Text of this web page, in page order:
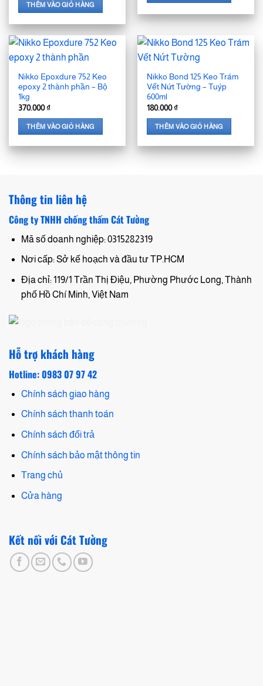
THÊM VÀO GIỎ HÀNG
Nikko Epoxdure 752 Keo
epoxy 2 thành phần – Bộ
1kg
370.000₫
THÊM VÀO GIỎ HÀNG
Nikko Bond 125 Keo Trám
Vết Nứt Tường – Tuýp
600ml
180.000₫
THÊM VÀO GIỎ HÀNG
Thông tin liên hệ
Công ty TNHH chống thấm Cát Tường
Mã số doanh nghiệp: 0315282319
Nơi cấp: Sở kế hoạch và đầu tư TP.HCM
Địa chỉ: 119/1 Trần Thị Điệu, Phường Phước Long, Thành
phố Hồ Chí Minh, Việt Nam
Hỗ trợ khách hàng
Hotline: 0983 07 97 42
Chính sách giao hàng
Chính sách thanh toán
Chính sách đổi trả
Chính sách bảo mật thông tin
Trang chủ
Cửa hàng
Kết nối với Cát Tường